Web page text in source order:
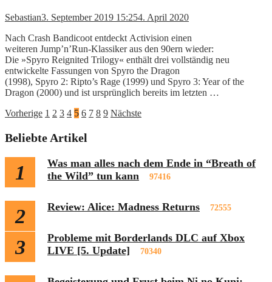
Sebastian3. September 2019 15:254. April 2020
Nach Crash Bandicoot entdeckt Activision einen
weiteren Jump’n’Run-Klassiker aus den 90ern wieder:
Die »Spyro Reignited Trilogy« enthält drei vollständig neu
entwickelte Fassungen von Spyro the Dragon
(1998), Spyro 2: Ripto’s Rage (1999) und Spyro 3: Year of the
Dragon (2000) und ist ursprünglich bereits im letzten …
Seitennummerierung
der
Vorherige 1 2 3 4 5 6 7 8 9 Nächste
Beliebte Artikel
1
Was man alles nach dem Ende in “Breath of
the Wild” tun kann
97416
2 Review: Alice: Madness Returns 72555
3
Probleme mit Borderlands DLC auf Xbox
LIVE [5. Update]
70340